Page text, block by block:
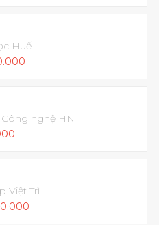
Huế
nghệ HN
Việt Trì